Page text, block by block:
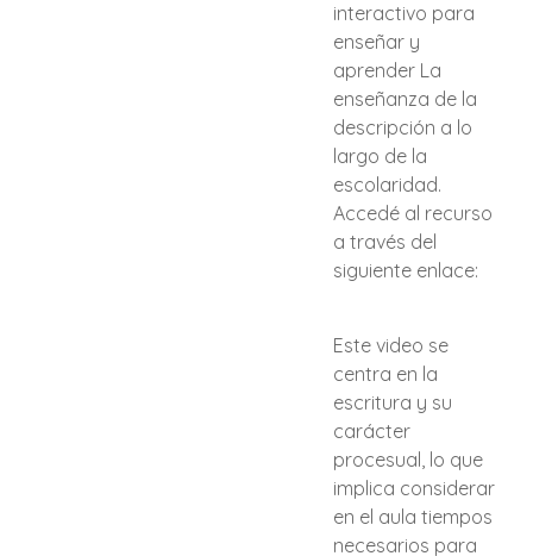
interactivo para
enseñar y
aprender La
enseñanza de la
descripción a lo
largo de la
escolaridad.
Accedé al recurso
a través del
siguiente enlace:
Este video se
centra en la
escritura y su
carácter
procesual, lo que
implica considerar
en el aula tiempos
necesarios para